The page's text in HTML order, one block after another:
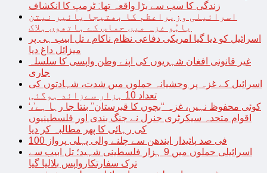
زندگی کا سب سے بڑا واقعہ تھا: ٹرمپ کا انکشاف
اسرائیلی وزیراعظم کا بھتیجا یائیر نیتن
یاہُو غزہ میں حماس کے ہاتھوں ہلاک
اسرائیل کو دیا گیا امریکی دفاعی نظام ناکام ، تل ابیب ہی پر
میزائل داغ دیا
غیر قانونی افغان شہریوں کی اپنے وطن واپسی کا سلسلہ
جاری
اسرائیل کے غزہ پر وحشیانہ حملوں میں شدت، شہادتوں کی
تعداد 10 ہزار سےزائد ہوگئی
‘کوئی محفوظ نہیں، غزہ “بچوں کا قبرستان” بنتا جا رہا ہے’،
اقوام متحدہ سیکرٹری جنرل نے جنگ بندی اور فلسطینیوں
کی رہائی کا پھر مطالبہ کر دیا
100 فی صد پائیدار ایندھن سے چلنے والی پہلی پرواز
اسرائیلی حملوں میں 9 ہزار فلسطینی شہید؛ تل ابیب سے
ترک سفارتکارواپس بلالیا گیا